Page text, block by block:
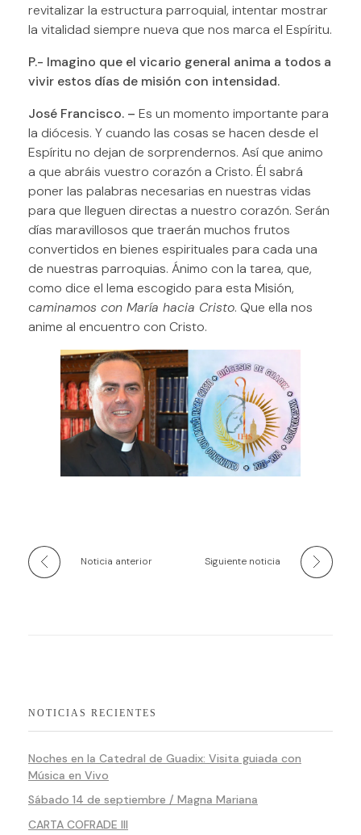
revitalizar la estructura parroquial, intentar mostrar
la vitalidad siempre nueva que nos marca el Espíritu.
P.- Imagino que el vicario general anima a todos a
vivir estos días de misión con intensidad.
José Francisco. – Es un momento importante para
la diócesis. Y cuando las cosas se hacen desde el
Espíritu no dejan de sorprendernos. Así que animo
a que abráis vuestro corazón a Cristo. Él sabrá
poner las palabras necesarias en nuestras vidas
para que lleguen directas a nuestro corazón. Serán
días maravillosos que traerán muchos frutos
convertidos en bienes espirituales para cada una
de nuestras parroquias. Ánimo con la tarea, que,
como dice el lema escogido para esta Misión,
caminamos con María hacia Cristo. Que ella nos
anime al encuentro con Cristo.
Noticia anterior Siguiente noticia
NOTICIAS RECIENTES
Noches en la Catedral de Guadix: Visita guiada con
Música en Vivo
Sábado 14 de septiembre / Magna Mariana
CARTA COFRADE III